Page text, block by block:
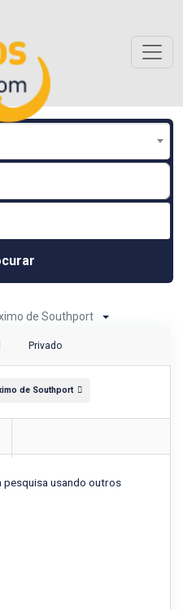
de Southport
Privado
de Southport
pesquisa usando outros